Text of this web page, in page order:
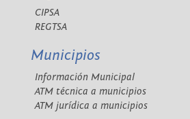
CIPSA
REGTSA
Municipios
Información Municipal
ATM técnica a municipios
ATM jurídica a municipios